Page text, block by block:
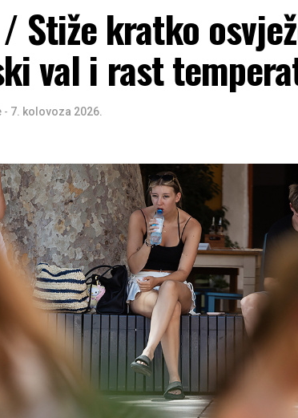
/ Stiže kratko
val i rast
- 7. kolovoza 2026.